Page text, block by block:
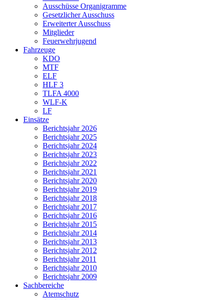
Ausschüsse Organigramme
Gesetzlicher Ausschuss
Erweiterter Ausschuss
Mitglieder
Feuerwehrjugend
Fahrzeuge
KDO
MTF
ELF
HLF 3
TLFA 4000
WLF-K
LF
Einsätze
Berichtsjahr 2026
Berichtsjahr 2025
Berichtsjahr 2024
Berichtsjahr 2023
Berichtsjahr 2022
Berichtsjahr 2021
Berichtsjahr 2020
Berichtsjahr 2019
Berichtsjahr 2018
Berichtsjahr 2017
Berichtsjahr 2016
Berichtsjahr 2015
Berichtsjahr 2014
Berichtsjahr 2013
Berichtsjahr 2012
Berichtsjahr 2011
Berichtsjahr 2010
Berichtsjahr 2009
Sachbereiche
Atemschutz